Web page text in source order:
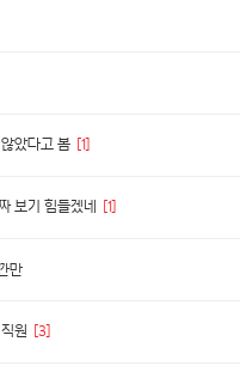
았다고 봄 [1]
보기 힘들겠네 [1]
만
원 [3]